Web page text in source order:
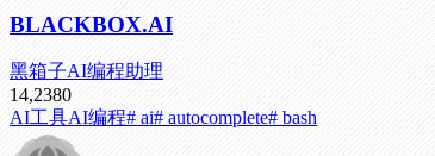
BLACKBOX.AI
黑箱子AI编程助理
14,2380
AI工具AI编程# ai# autocomplete# bash